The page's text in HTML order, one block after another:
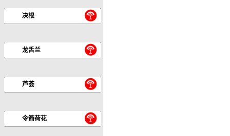
决根
龙舌兰
芦荟
令箭荷花